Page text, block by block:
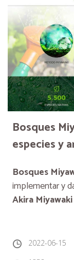
Bosques
especies y
Bosques
implementar y
Akira
2022-06-15